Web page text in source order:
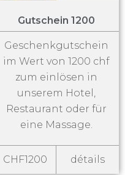
Gutschein 1200
Geschenkgutschein
im Wert von 1200 chf
zum einlösen in
unserem Hotel,
Restaurant oder für
eine Massage.
CHF1200 détails